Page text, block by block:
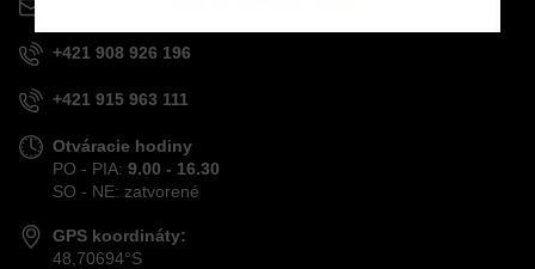
+421 908 926 196
+421 915 963 111
Otváracie hodiny
PO - PIA: 9.00 - 16.30
SO - NE: zatvorené
GPS koordináty:
48,70694°S